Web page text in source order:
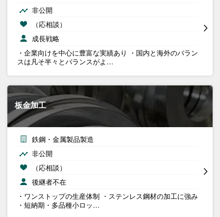
非公開
（応相談）
成長戦略
・企業向けを中心に豊富な実績あり ・国内と海外のバラン
スは凡そ半々とバランスがよ…
板金加工
鉄鋼・金属製品製造
非公開
（応相談）
後継者不在
・ワンストップの生産体制 ・ステンレス鋼材の加工に強み
・短納期・多品種小ロッ…